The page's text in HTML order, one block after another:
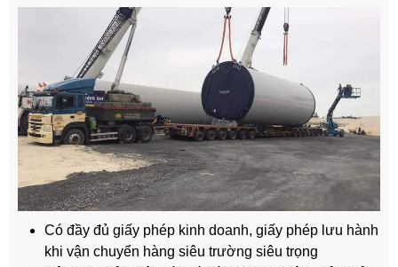
Có đầy đủ giấy phép kinh doanh, giấy phép lưu hành
khi vận chuyển hàng siêu trường siêu trọng